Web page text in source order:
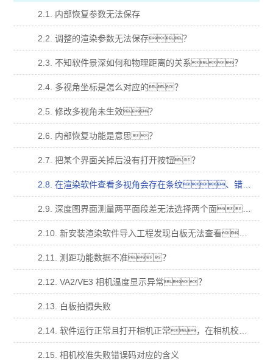
2.1. 内部恢复参数无法保存
2.2. 调整的渲染参数无法保存？
2.3. 不知软件景深如何和物理距离的关系？
2.4. 多视角坐标是怎么对应的？
2.5. 修改多视角未生效？
2.6. 内部恢复功能是意思？
2.7. 把某个界面关掉后没有打开按钮？
2.8. 在渲染软件查看多视角会存在条纹、错位、明暗变化等异常？
2.9. 深度图界面测量两平面段差无法选择两个面？
2.10. 新安装渲染软件导入工程发现白板无法查看？
2.11. 测距功能数据不准？
2.12. VA2/VE3 相机温度显示异常？
2.13. 白板拍摄失败
2.14. 软件运行正常且打开相机正常，在相机校准拍摄时，提示“拍摄失败”，错 误码“14”
2.15. 相机校准失败错误码对应的含义